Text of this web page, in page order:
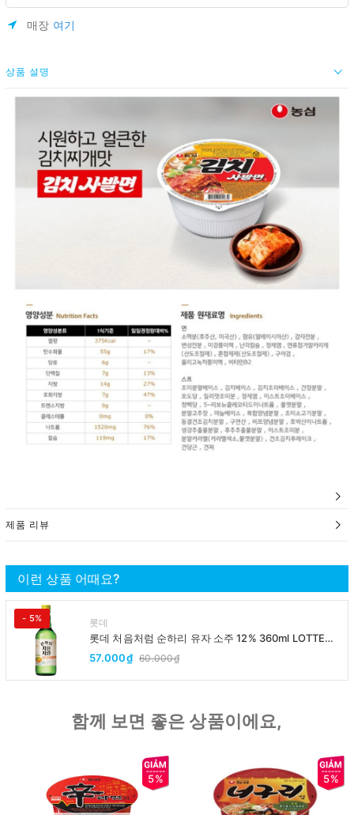
매장 여기
상품 설명
제품 리뷰
이런 상품 어때요?
- 5% 롯데
롯데 처음처럼 순하리 유자 소주 12% 360ml LOTTE
Chumchurum vi thanh yen/cam
57.000₫ 60.000₫
함께 보면 좋은 상품이에요,
5% 5%